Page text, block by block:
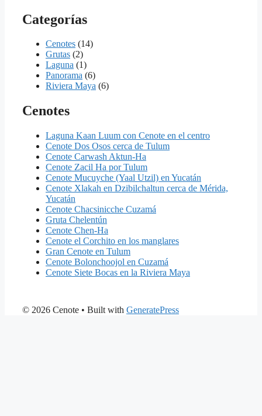
Categorías
Cenotes (14)
Grutas (2)
Laguna (1)
Panorama (6)
Riviera Maya (6)
Cenotes
Laguna Kaan Luum con Cenote en el centro
Cenote Dos Osos cerca de Tulum
Cenote Carwash Aktun-Ha
Cenote Zacil Ha por Tulum
Cenote Mucuyche (Yaal Utzil) en Yucatán
Cenote Xlakah en Dzibilchaltun cerca de Mérida,
Yucatán
Cenote Chacsinicche Cuzamá
Gruta Chelentún
Cenote Chen-Ha
Cenote el Corchito en los manglares
Gran Cenote en Tulum
Cenote Bolonchoojol en Cuzamá
Cenote Siete Bocas en la Riviera Maya
© 2026 Cenote • Built with GeneratePress